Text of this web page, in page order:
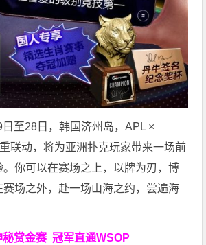
至28日，韩国济州岛，APL ×
联动，将为亚洲扑克玩家带来一场前
。你可以在赛场之上，以牌为刃，博
场之外，赴一场山海之约，尝遍海
秘赏金赛冠军直通WSOP